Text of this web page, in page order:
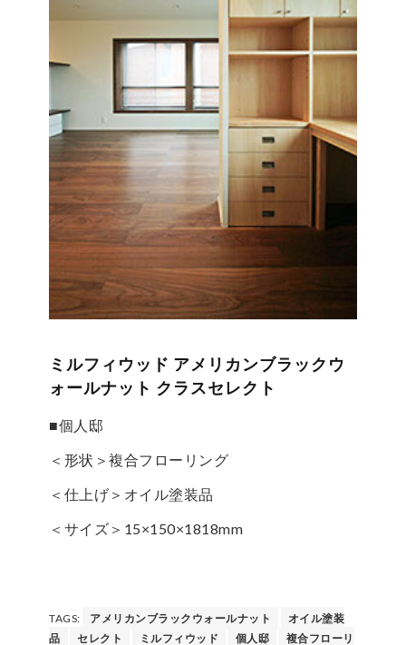
ミルフィウッド アメリカンブラックウ
ォールナット クラスセレクト
■個人邸
＜形状＞複合フローリング
＜仕上げ＞オイル塗装品
＜サイズ＞15×150×1818mm
TAGS: アメリカンブラックウォールナット
オイル塗装
品
セレクト ミルフィウッド 個人邸 複合フローリ